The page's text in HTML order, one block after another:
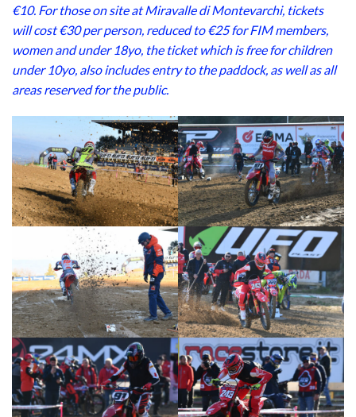
€10. For those on site at Miravalle di Montevarchi, tickets
will cost €30 per person, reduced to €25 for FIM members,
women and under 18yo, the ticket which is free for children
under 10yo, also includes entry to the paddock, as well as all
areas reserved for the public.